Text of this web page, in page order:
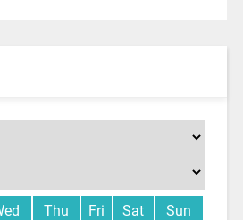
Thu Fri Sat Sun